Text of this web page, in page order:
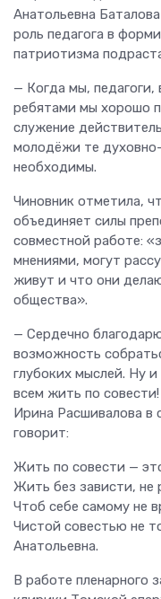
Анатольевна
роль педагога в
патриотизма
— Когда мы,
ребятами мы хорошо
служение
молодёжи те
необходимы.
Чиновник отметила,
объединяет силы
совместной работе:
мнениями, могут
живут и что они
общества».
— Сердечно
возможность
глубоких мыслей. Ну
всем жить по
Ирина Расшивалова в
говорит:
Жить по совести —
Жить без зависти, не
Чтоб себе самому не
Чистой совестью не
Анатольевна.
В работе пленарного